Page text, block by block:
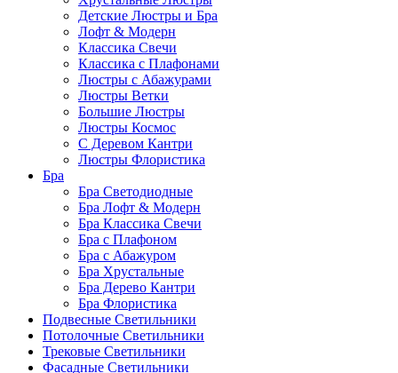
Детские Люстры и Бра
Лофт & Модерн
Классика Свечи
Классика с Плафонами
Люстры с Абажурами
Люстры Ветки
Большие Люстры
Люстры Космос
С Деревом Кантри
Люстры Флористика
Бра
Бра Светодиодные
Бра Лофт & Модерн
Бра Классика Свечи
Бра с Плафоном
Бра с Абажуром
Бра Хрустальные
Бра Дерево Кантри
Бра Флористика
Подвесные Светильники
Потолочные Светильники
Трековые Светильники
Фасадные Светильники